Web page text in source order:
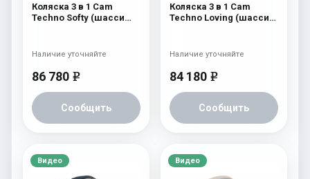
Коляска 3 в 1 Cam
Techno Softy (шасси
86 780 e
Сообщить
Наличие уточняйте
Коляска 3 в 1 Cam
Techno Loving (шасси
84 180 e
Сообщить
Наличие уточняйте
Видео Видео